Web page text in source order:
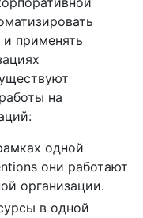
применять
на
одной
они работают
организации.
в одной